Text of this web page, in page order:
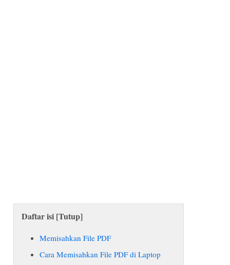
Daftar isi [Tutup]
Memisahkan File PDF
Cara Memisahkan File PDF di Laptop